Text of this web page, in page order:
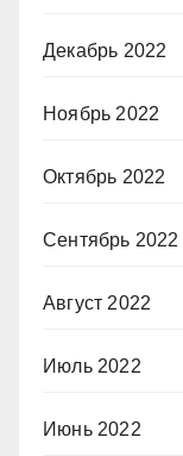
Декабрь 2022
Ноябрь 2022
Октябрь 2022
Сентябрь 2022
Август 2022
Июль 2022
Июнь 2022